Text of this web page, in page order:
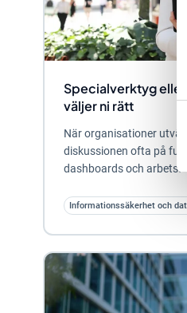
Specialverktyg
väljer ni rätt
När organisationer
diskussionen ofta på
dashboards och
Informationssäkerhet och